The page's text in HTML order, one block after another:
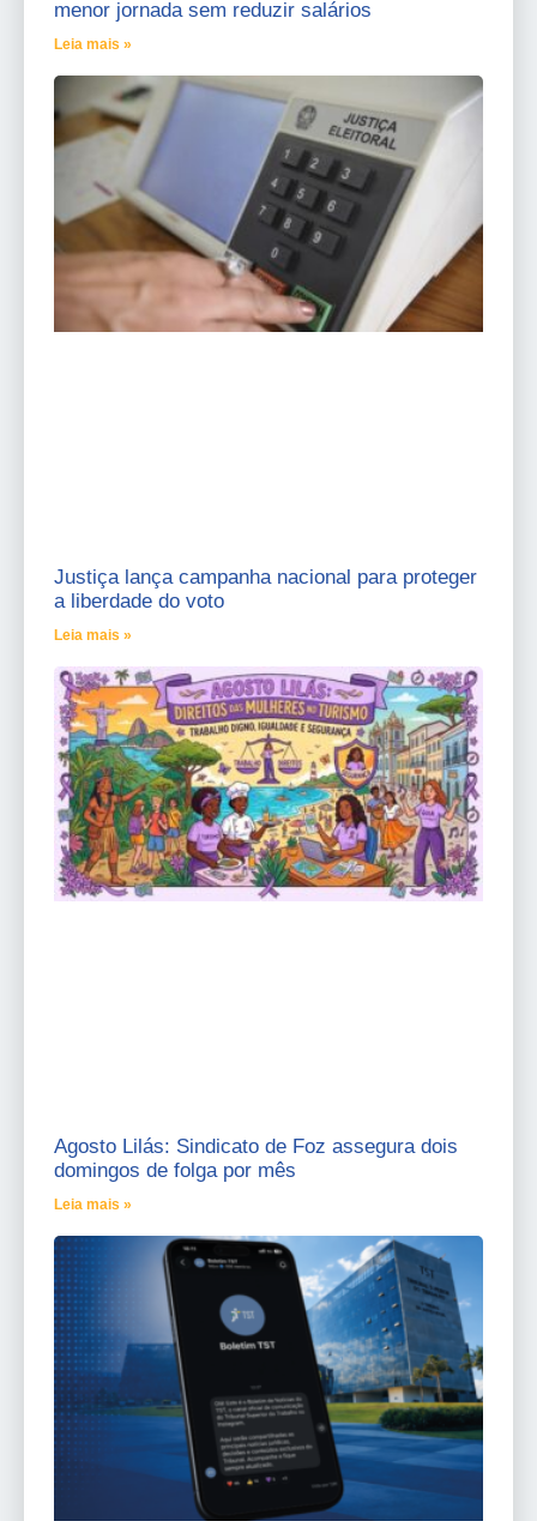
menor jornada sem reduzir salários
Leia mais »
Justiça lança campanha nacional para proteger
a liberdade do voto
Leia mais »
Agosto Lilás: Sindicato de Foz assegura dois
domingos de folga por mês
Leia mais »